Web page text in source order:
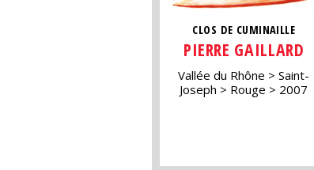
CLOS DE CUMINAILLE
PIERRE GAILLARD
Vallée du Rhône
Saint-
Joseph
Rouge 2007